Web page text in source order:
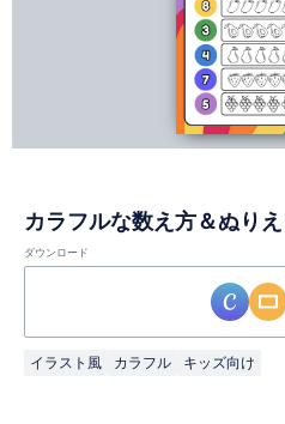
カラフルな数え方＆ぬり
ダウンロード
イラスト風 カラフル キッズ向け